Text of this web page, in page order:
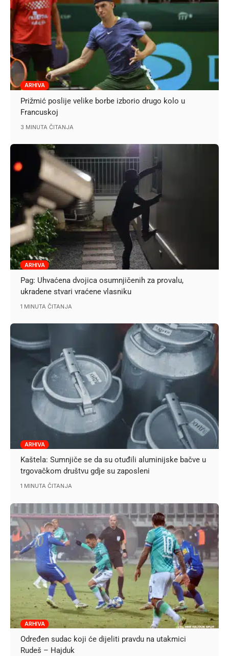
ARHIVA
Prižmić poslije velike borbe izborio drugo kolo u
Francuskoj
3 MINUTA ČITANJA
ARHIVA
Pag: Uhvaćena dvojica osumnjičenih za provalu,
ukradene stvari vraćene vlasniku
1 MINUTA ČITANJA
ARHIVA
Kaštela: Sumnjiče se da su otuđili aluminijske bačve u
trgovačkom društvu gdje su zaposleni
1 MINUTA ČITANJA
ARHIVA
Određen sudac koji će dijeliti pravdu na utakmici
Rudeš – Hajduk